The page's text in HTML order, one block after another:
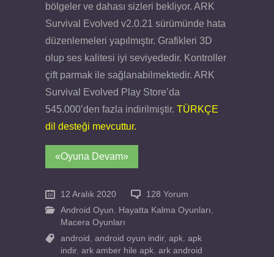
bölgeler ve dahası sizleri bekliyor. ARK
Survival Evolved v2.0.21 sürümünde hata
düzenlemeleri yapılmıştır. Grafikleri 3D
olup ses kalitesi iyi seviyededir. Kontroller
çift parmak ile sağlanabilmektedir. ARK
Survival Evolved Play Store’da
545.000’den fazla indirilmiştir. TÜRKÇE
dil desteği mevcuttur.
«Oyuna Devam»
12 Aralık 2020
128 Yorum
Android Oyun
Hayatta Kalma Oyunları
Macera Oyunları
android
android oyun indir, apk apk
indir, ark amber hile apk ark android